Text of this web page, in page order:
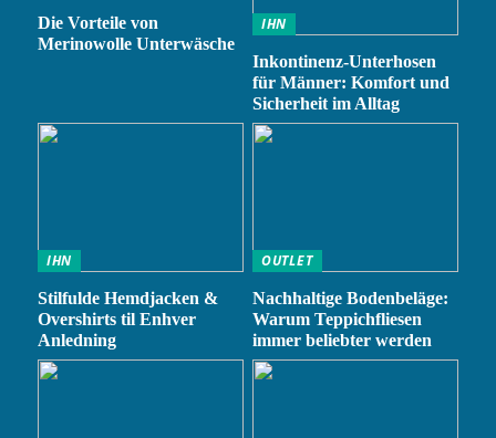
Die Vorteile von
Merinowolle Unterwäsche
IHN
Inkontinenz-Unterhosen
für Männer: Komfort und
Sicherheit im Alltag
IHN
Stilfulde Hemdjacken &
Overshirts til Enhver
Anledning
OUTLET
Nachhaltige Bodenbeläge:
Warum Teppichfliesen
immer beliebter werden